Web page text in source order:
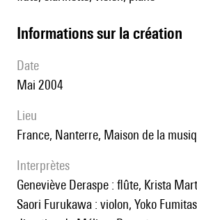
informations sur la création
date
Mai 2004
lieu
France, Nanterre, Maison de la
interprètes
Geneviève Deraspe : flûte, Krista Martynes : clarinette,
Saori Furukawa : violon, Yoko